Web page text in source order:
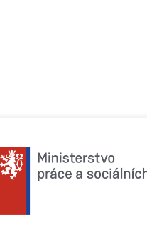
EUROTOPIA.CZ získala pro rok
podporu z Ministerstva práce
a sociálních věcí ČR v rámci
realizaci dvou projektů